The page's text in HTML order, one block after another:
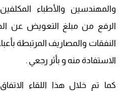
والمهندسين والأطباء
الرفع من مبلغ التعويض عن
النفقات والمصاريف المرتبطة
الاستفادة منه و بأثر رجعي .
كما تم خلال هذا اللقاء